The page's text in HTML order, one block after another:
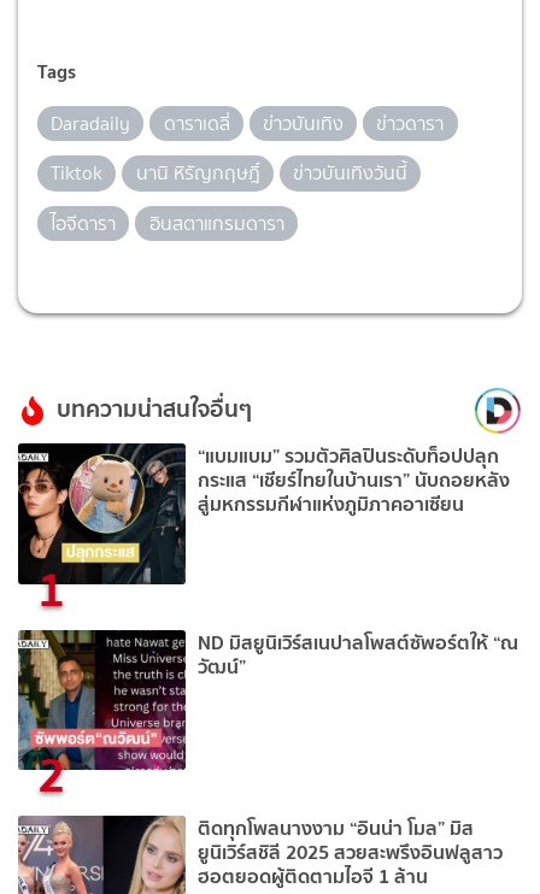
Tags
Daradaily ดาราเดลี่ ข่าวบันเทิง
ข่าวดารา
Tiktok
นานิ หิรัญกฤษฎิ์
ข่าวบันเทิงวันนี้
ไอจีดารา
อินสตาแกรมดารา
บทความน่าสนใจอื่นๆ
1
“แบมแบม” รวมตัวศิลปินระดับท็อปปลุก
กระแส “เชียร์ไทยในบ้านเรา” นับถอยหลัง
สู่มหกรรมกีฬาแห่งภูมิภาคอาเซียน
2
ND มิสยูนิเวิร์สเนปาลโพสต์ซัพอร์ตให้ “ณ
วัฒน์”
ติดทุกโพลนางงาม “อินน่า โมล” มิส
ยูนิเวิร์สชิลี 2025 สวยสะพรึงอินฟลูสาว
ฮอตยอดผู้ติดตามไอจี 1 ล้าน